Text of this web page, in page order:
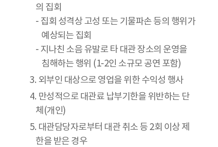
의 집회
- 집회 성격상 고성 또는 기물파손 등의 행위가
예상되는 집회
- 지나친 소음 유발로 타 대관 장소의 운영을
침해하는 행위 (1-2인 소규모 공연 포함)
3. 외부인 대상으로 영업을 위한 수익성 행사
4. 만성적으로 대관료 납부기한을 위반하는 단
체(개인)
5. 대관담당자로부터 대관 취소 등 2회 이상 제
한을 받은 경우